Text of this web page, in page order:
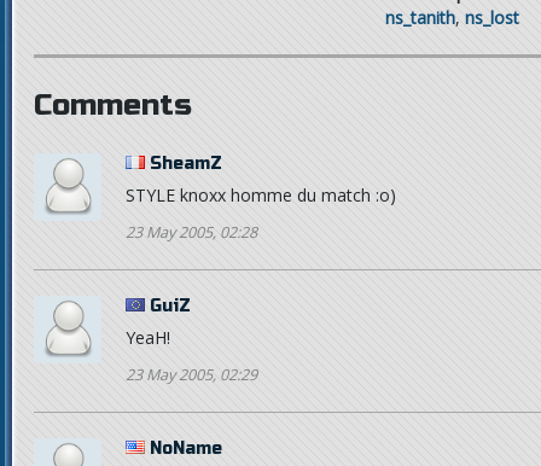
ns_tanith,ns_lost
Comments
SheamZ
STYLE knoxx homme du match :o)
23 May 2005, 02:28
GuiZ
YeaH!
23 May 2005, 02:29
NoName